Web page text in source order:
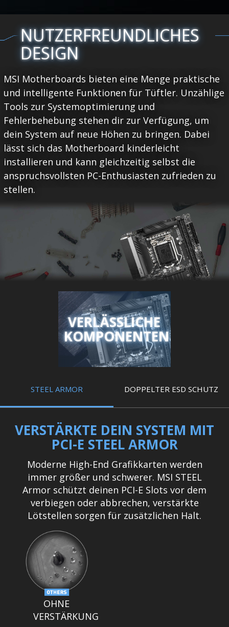
NUTZERFREUNDLICHES
DESIGN
MSI Motherboards bieten eine Menge praktische
und intelligente Funktionen für Tüftler. Unzählige
Tools zur Systemoptimierung und
Fehlerbehebung stehen dir zur Verfügung, um
dein System auf neue Höhen zu bringen. Dabei
lässt sich das Motherboard kinderleicht
installieren und kann gleichzeitig selbst die
anspruchsvollsten PC-Enthusiasten zufrieden zu
stellen.
VERLÄSSLICHE
KOMPONENTEN
STEEL ARMOR DOPPELTER ESD SCHUTZ
VERSTÄRKTE DEIN SYSTEM MIT
PCI-E STEEL ARMOR
Moderne High-End Grafikkarten werden
immer größer und schwerer. MSI STEEL
Armor schützt deinen PCI-E Slots vor dem
verbiegen oder abbrechen, verstärkte
Lötstellen sorgen für zusätzlichen Halt.
OHNE
VERSTÄRKUNG